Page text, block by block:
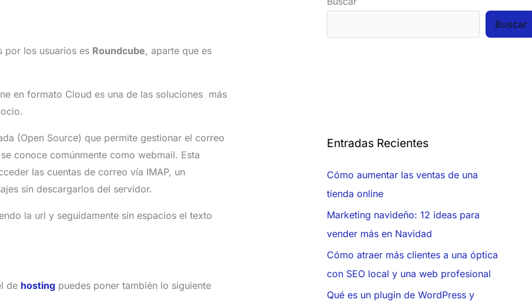
por los usuarios es Roundcube, aparte que es
en formato Cloud es una de las soluciones más
(Open Source) que permite gestionar el correo
conoce comúnmente como webmail. Esta
las cuentas de correo vía IMAP, un
sin descargarlos del servidor.
la url y seguidamente sin espacios el texto
de hostingpuedes poner también lo siguiente
Buscar
Entradas Recientes
Cómo aumentar las ventas de una
tienda online
Marketing navideño: 12 ideas para
vender más en Navidad
Cómo atraer más clientes a una óptica
con SEO local y una web profesional
Qué es un plugin de WordPress y